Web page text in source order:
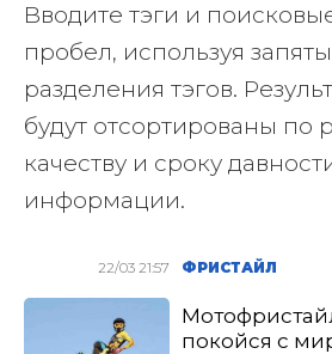
Вводите тэги и
пробел, используя
разделения тэгов.
будут отсортированы по
качеству и сроку
информации.
22/03 21:57 ФРИСТАЙЛ
покойся с